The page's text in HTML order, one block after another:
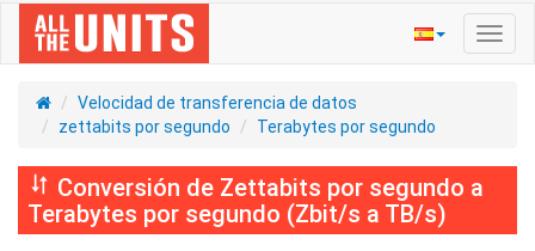
Velocidad de transferencia de datos
zettabits por segundo
Terabytes por segundo
Conversión de Zettabits por segundo a
Terabytes por segundo (Zbit/s a TB/s)